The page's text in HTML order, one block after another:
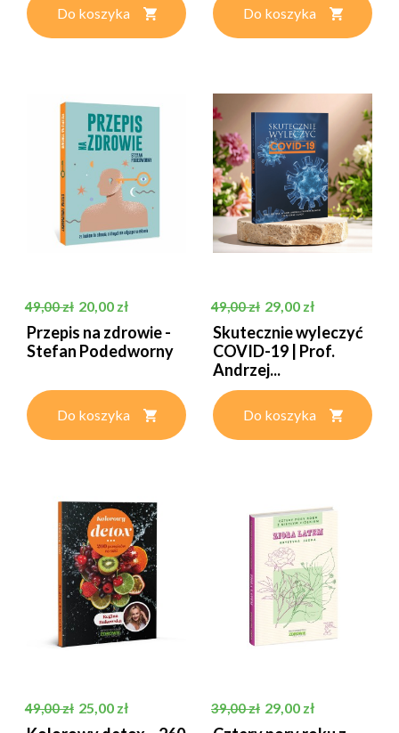
Do koszyka Do koszyka
Cena podstawowa
49,00 zł Cena
20,00 zł
Przepis na zdrowie -
Stefan Podedworny
Do koszyka
Cena podstawowa
49,00 zł Cena
29,00 zł
Skutecznie wyleczyć
COVID-19 | Prof.
Andrzej...
Do koszyka
Cena podstawowa
49,00 zł Cena
25,00 zł Cena podstawowa
39,00 zł Cena
29,00 zł